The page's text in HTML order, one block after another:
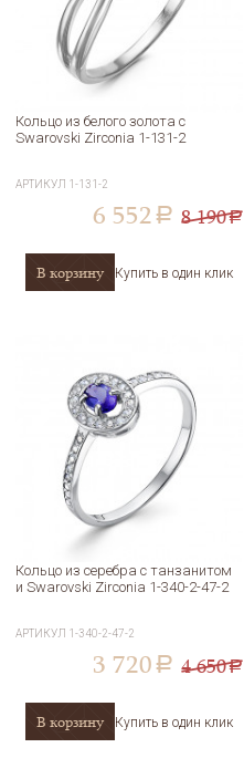
Кольцо из белого золота с
Swarovski Zirconia 1-131-2
АРТИКУЛ 1-131-2
6 552 a 8 190a
В корзину Купить в один клик
Кольцо из серебра с танзанитом
и Swarovski Zirconia 1-340-2-47-2
АРТИКУЛ 1-340-2-47-2
3 720 a 4 650a
В корзину Купить в один клик